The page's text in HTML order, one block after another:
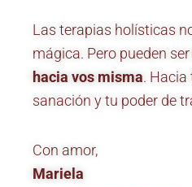
Las terapias holísticas
mágica. Pero pueden ser
hacia vos misma. Hacia
sanación y tu poder de
Con amor,
Mariela